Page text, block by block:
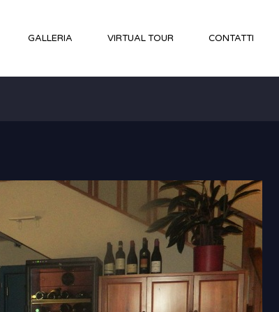
GALLERIA VIRTUAL TOUR CONTATTI